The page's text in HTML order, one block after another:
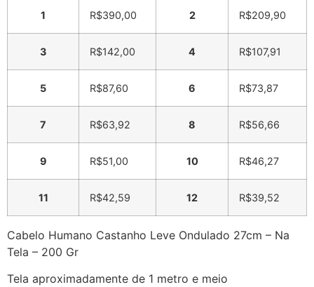
1 R$390,00 2 R$209,90
3 R$142,00 4 R$107,91
5 R$87,60 6 R$73,87
7 R$63,92 8 R$56,66
9 R$51,00 10 R$46,27
11 R$42,59 12 R$39,52
Cabelo Humano Castanho Leve Ondulado 27cm – Na
Tela – 200 Gr
Tela aproximadamente de 1 metro e meio